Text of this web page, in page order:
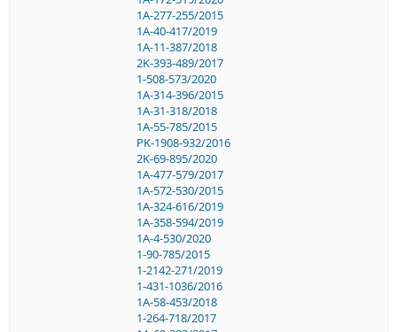
1A-277-255/2015
1A-40-417/2019
1A-11-387/2018
2K-393-489/2017
1-508-573/2020
1A-314-396/2015
1A-31-318/2018
1A-55-785/2015
PK-1908-932/2016
2K-69-895/2020
1A-477-579/2017
1A-572-530/2015
1A-324-616/2019
1A-358-594/2019
1A-4-530/2020
1-90-785/2015
1-2142-271/2019
1-431-1036/2016
1A-58-453/2018
1-264-718/2017